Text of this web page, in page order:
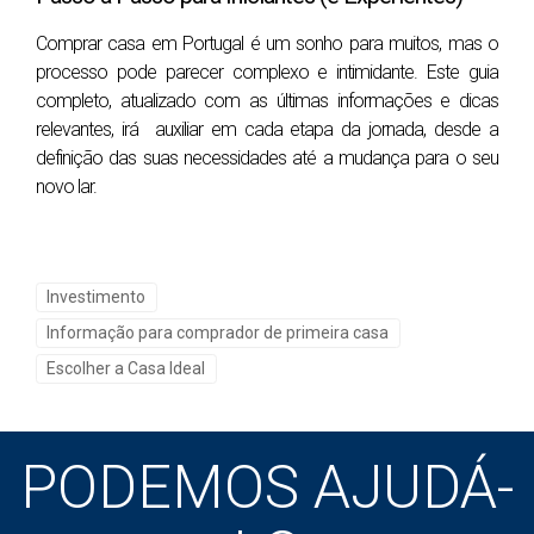
Comprar uma casa é uma decisão que envolve
emoções e sonhos. No entanto, é fundamental manter
a racionalidade durante o processo para garantir um
investimento seguro e adequado às suas
primeira casa que visitar que lhe causar uma boa
impressão. Analise cuidadosamente todas as
localização antes de tomar uma decisão.
Considere o longo prazo:Pense em como a casa
atenderá às suas necessidades no futuro. Leve
em conta o crescimento da família, mudanças no
estilo de vida e possíveis reformas que podem
Comprar casa em Portugal é um sonho para muitos, mas o
processo pode parecer complexo e intimidante. Este guia
completo, atualizado com as últimas informações e dicas
relevantes, irá auxiliar em cada etapa da jornada, desde a
definição das suas necessidades até a mudança para o seu
novo lar.
Investimento
Informação para comprador de primeira casa
Escolher a Casa Ideal
PODEMOS AJUDÁ-